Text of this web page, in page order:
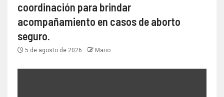
coordinación para brindar
acompañamiento en casos de aborto
seguro.
5 de agosto de 2026 Mario